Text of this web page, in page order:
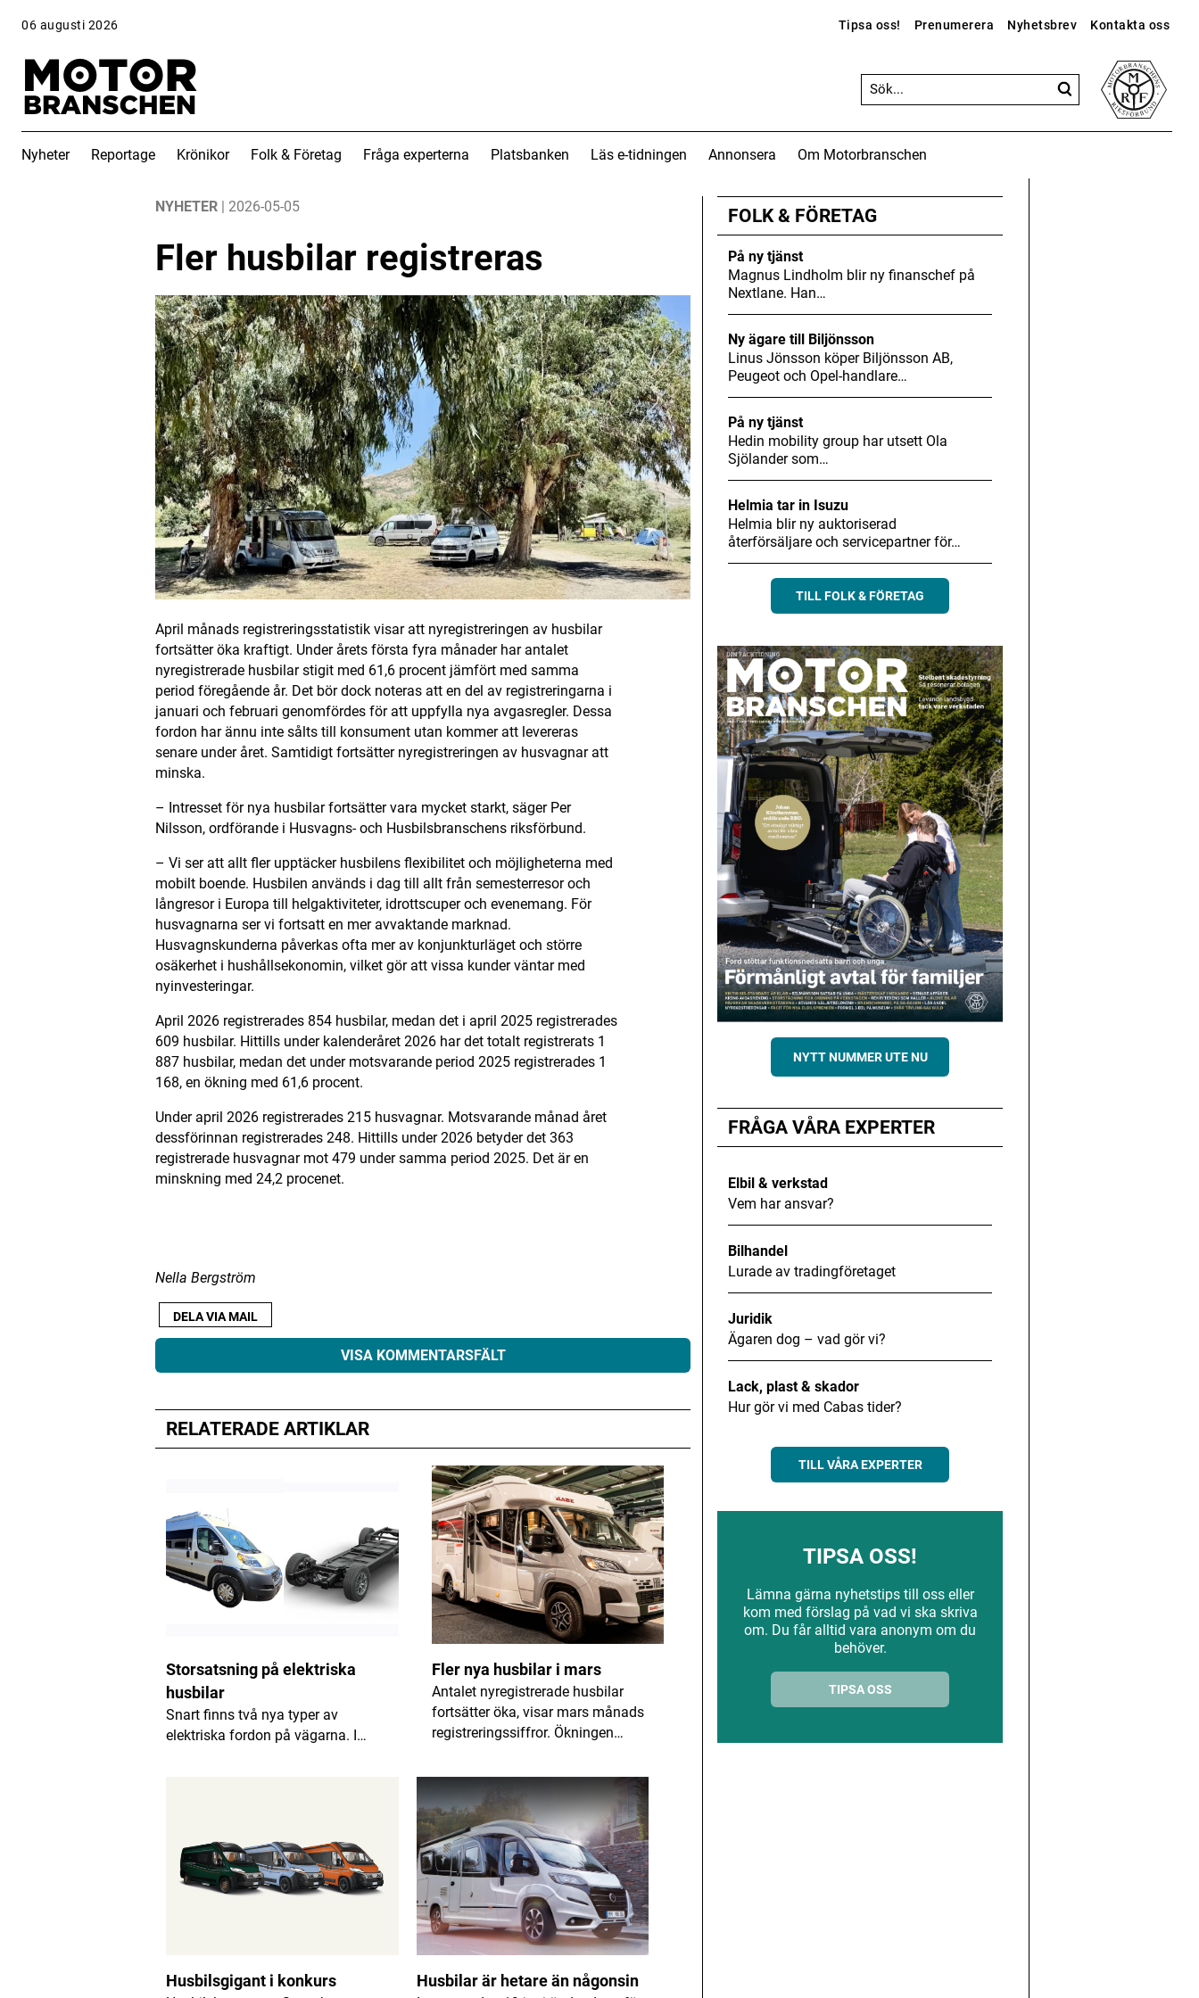
06 augusti 2026 Tipsa oss! Prenumerera Nyhetsbrev Kontakta oss
Nyheter Reportage Krönikor Folk & Företag Fråga experterna Platsbanken Läs e-tidningen Annonsera
Om Motorbranschen
NYHETER | 2026-05-05
Fler husbilar registreras
April månads registreringsstatistik visar att nyregistreringen av husbilar
fortsätter öka kraftigt. Under årets första fyra månader har antalet
nyregistrerade husbilar stigit med 61,6 procent jämfört med samma
period föregående år. Det bör dock noteras att en del av registreringarna i
januari och februari genomfördes för att uppfylla nya avgasregler. Dessa
fordon har ännu inte sålts till konsument utan kommer att levereras
senare under året. Samtidigt fortsätter nyregistreringen av husvagnar att
minska.
– Intresset för nya husbilar fortsätter vara mycket starkt, säger Per
Nilsson, ordförande i Husvagns- och Husbilsbranschens riksförbund.
– Vi ser att allt fler upptäcker husbilens flexibilitet och möjligheterna med
mobilt boende. Husbilen används i dag till allt från semesterresor och
långresor i Europa till helgaktiviteter, idrottscuper och evenemang. För
husvagnarna ser vi fortsatt en mer avvaktande marknad.
Husvagnskunderna påverkas ofta mer av konjunkturläget och större
osäkerhet i hushållsekonomin, vilket gör att vissa kunder väntar med
nyinvesteringar.
April 2026 registrerades 854 husbilar, medan det i april 2025 registrerades
609 husbilar. Hittills under kalenderåret 2026 har det totalt registrerats 1
887 husbilar, medan det under motsvarande period 2025 registrerades 1
168, en ökning med 61,6 procent.
Under april 2026 registrerades 215 husvagnar. Motsvarande månad året
dessförinnan registrerades 248. Hittills under 2026 betyder det 363
registrerade husvagnar mot 479 under samma period 2025. Det är en
minskning med 24,2 procenet.
Nella Bergström
DELA VIA MAIL
VISA KOMMENTARSFÄLT
Din e-postadress kommer inte publiceras. Obligatoriska fält är märkta*
E-postadress
RELATERADE ARTIKLAR
Storsatsning på elektriska
husbilar
Snart finns två nya typer av
elektriska fordon på vägarna. I…
Fler nya husbilar i mars
Antalet nyregistrerade husbilar
fortsätter öka, visar mars månads
registreringssiffror. Ökningen…
Husbilsgigant i konkurs Husbilar är hetare än någonsin
FOLK & FÖRETAG
På ny tjänst
Magnus Lindholm blir ny finanschef på
Nextlane. Han…
Ny ägare till Biljönsson
Linus Jönsson köper Biljönsson AB,
Peugeot och Opel-handlare…
På ny tjänst
Hedin mobility group har utsett Ola
Sjölander som…
Helmia tar in Isuzu
Helmia blir ny auktoriserad
återförsäljare och servicepartner för…
TILL FOLK & FÖRETAG
NYTT NUMMER UTE NU
FRÅGA VÅRA EXPERTER
Elbil & verkstad
Vem har ansvar?
Bilhandel
Lurade av tradingföretaget
Juridik
Ägaren dog – vad gör vi?
Lack, plast & skador
Hur gör vi med Cabas tider?
TILL VÅRA EXPERTER
TIPSA OSS!
Lämna gärna nyhetstips till oss eller
kom med förslag på vad vi ska skriva
om. Du får alltid vara anonym om du
behöver.
TIPSA OSS